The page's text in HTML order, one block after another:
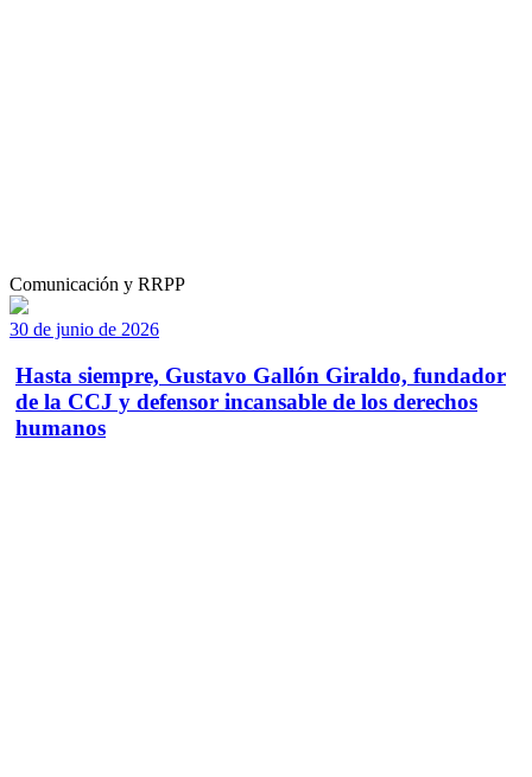
Comunicación y RRPP
30 de junio de 2026
Hasta siempre, Gustavo Gallón Giraldo, fundador
de la CCJ y defensor incansable de los derechos
humanos